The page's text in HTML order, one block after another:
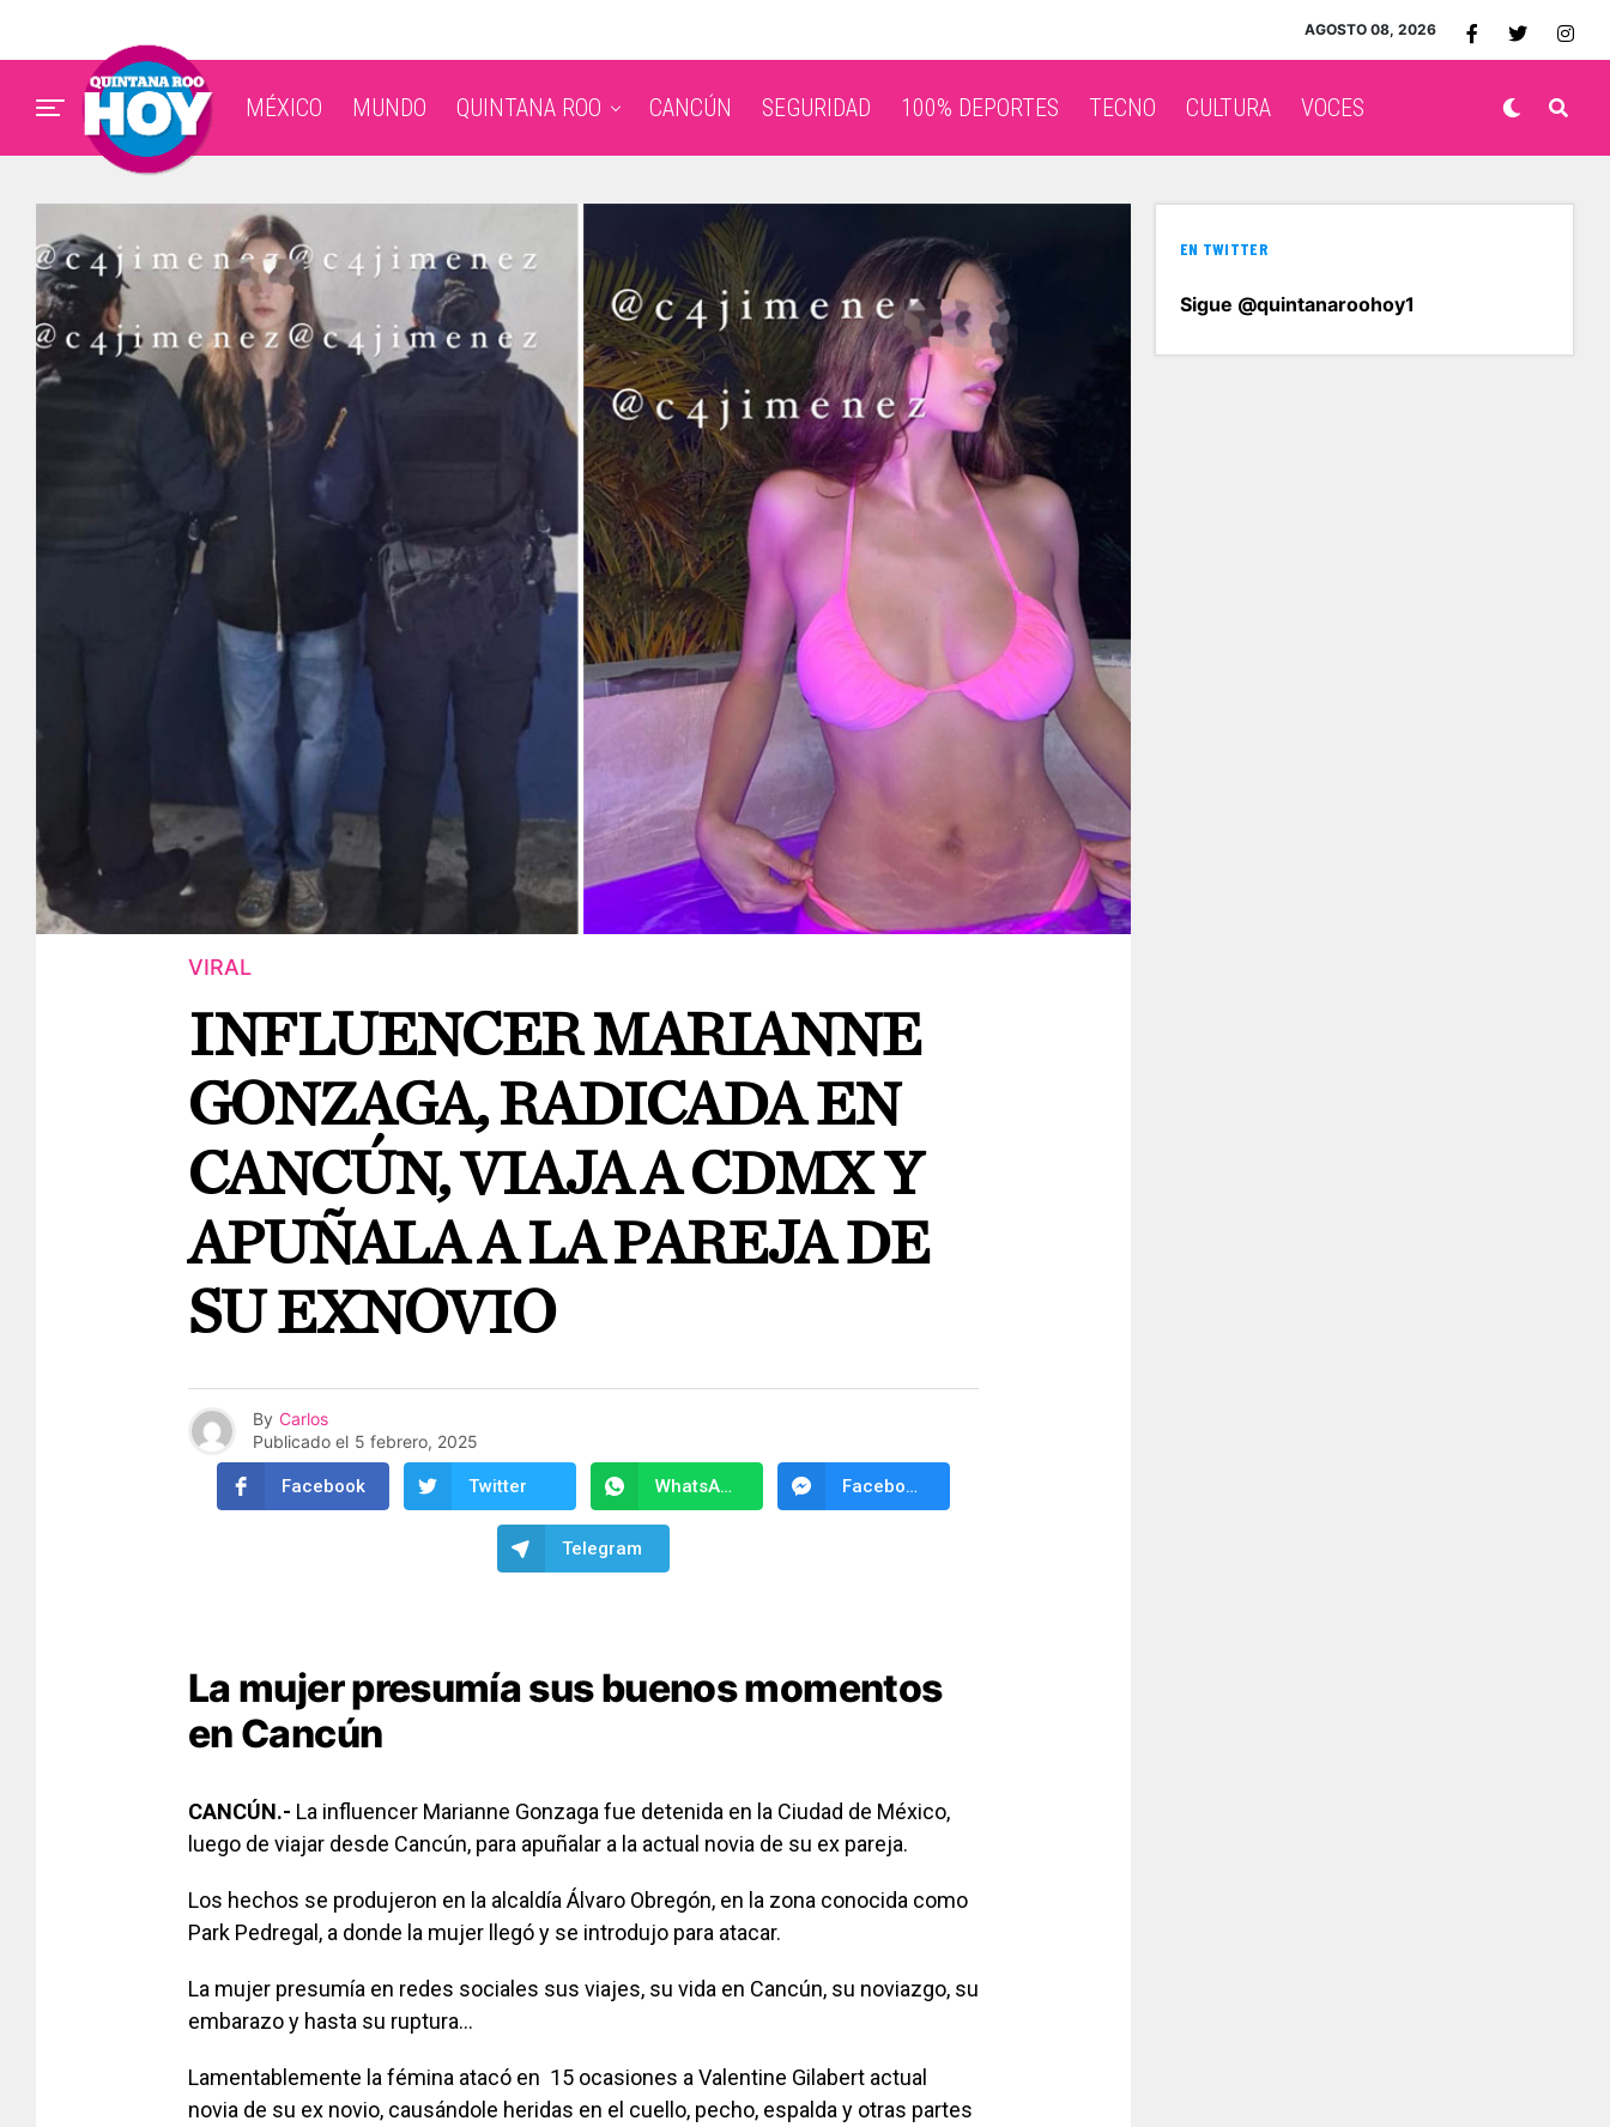
AGOSTO 08, 2026
MÉXICO MUNDO QUINTANA ROO CANCÚN SEGURIDAD 100% DEPORTES TECNO CULTURA VOCES
VIRAL
INFLUENCER MARIANNE
GONZAGA, RADICADA EN
CANCÚN, VIAJA A CDMX Y
APUÑALA A LA PAREJA DE
SU EXNOVIO
By Carlos
Publicado el 5 febrero, 2025
Facebook Twitter WhatsApp Facebook Messenger
Telegram
La mujer presumía sus buenos momentos
en Cancún
CANCÚN.- La influencer Marianne Gonzaga fue detenida en la Ciudad de México,
luego de viajar desde Cancún, para apuñalar a la actual novia de su ex pareja.
Los hechos se produjeron en la alcaldía Álvaro Obregón, en la zona conocida como
Park Pedregal, a donde la mujer llegó y se introdujo para atacar.
La mujer presumía en redes sociales sus viajes, su vida en Cancún, su noviazgo, su
embarazo y hasta su ruptura…
Lamentablemente la fémina atacó en 15 ocasiones a Valentine Gilabert actual
novia de su ex novio, causándole heridas en el cuello, pecho, espalda y otras partes
EN TWITTER
Sigue @quintanaroohoy1